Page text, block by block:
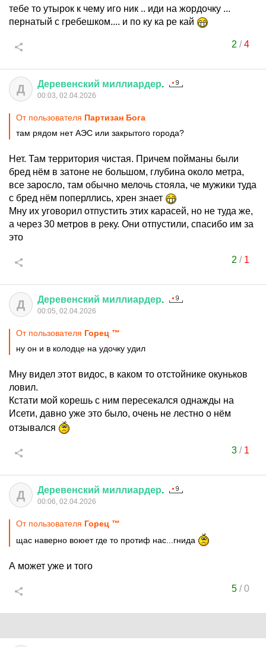
тебе то утырок к чему иго ник .. иди на жордочку ...
пернатый с гребешком.... и по ку ка ре кай
2 /4
Д Деревенский миллиардер.
00:03, 02.04.2026
От пользователя Партизан Бога
там рядом нет АЭС или закрытого города?
Нет. Там территория чистая. Причем пойманы были
бред нём в затоне не большом, глубина около метра,
все заросло, там обычно мелочь стояла, че мужики туда
с бред нём поперллись, хрен знает
Мну их уговорил отпустить этих карасей, но не туда же,
а через 30 метров в реку. Они отпустили, спасибо им за
это
2 / 1
Д Деревенский миллиардер.
00:05, 02.04.2026
От пользователя Горец ™
ну он и в колодце на удочку удил
Мну видел этот видос, в каком то отстойнике окуньков
ловил.
Кстати мой корешь с ним пересекался однажды на
Исети, давно уже это было, очень не лестно о нём
отзывался
3/ 1
Д Деревенский миллиардер.
00:06, 02.04.2026
От пользователя Горец ™
щас наверно воюет где то протиф нас...гнида
А может уже и того
5/0